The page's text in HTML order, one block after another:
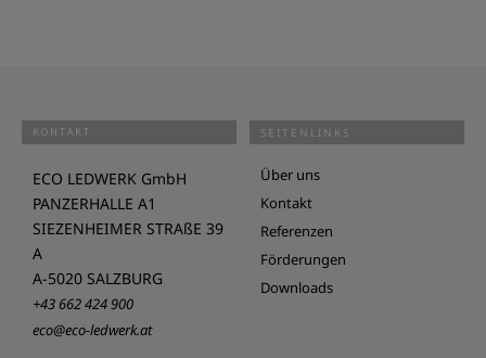
KONTAKT
ECO LEDWERK GmbH
PANZERHALLE A1
SIEZENHEIMER STRAßE 39
A
A-5020 SALZBURG
+43 662 424 900
eco@eco-ledwerk.at
SEITENLINKS
Über uns
Kontakt
Referenzen
Förderungen
Downloads